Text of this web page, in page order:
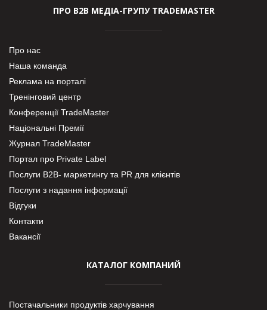
ПРО В2В МЕДІА-ГРУПУ TRADEMASTER
Про нас
Наша команда
Реклама на порталі
Тренінговий центр
Конференції TradeMaster
Національні Премії
Журнал TradeMaster
Портал про Private Label
Послуги В2В- маркетингу та PR для клієнтів
Послуги з надання інформації
Відгуки
Контакти
Вакансії
КАТАЛОГ КОМПАНИЙ
Постачальники продуктів харчування